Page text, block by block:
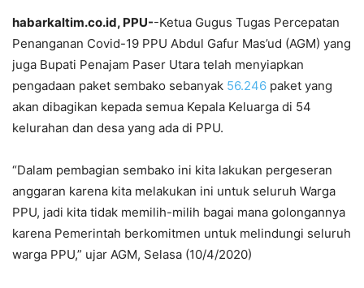
habarkaltim.co.id, PPU--Ketua Gugus Tugas Percepatan
Penanganan Covid-19 PPU Abdul Gafur Mas’ud (AGM) yang
juga Bupati Penajam Paser Utara telah menyiapkan
pengadaan paket sembako sebanyak 56.246 paket yang
akan dibagikan kepada semua Kepala Keluarga di 54
kelurahan dan desa yang ada di PPU.
“Dalam pembagian sembako ini kita lakukan pergeseran
anggaran karena kita melakukan ini untuk seluruh Warga
PPU, jadi kita tidak memilih-milih bagai mana golongannya
karena Pemerintah berkomitmen untuk melindungi seluruh
warga PPU,” ujar AGM, Selasa (10/4/2020)